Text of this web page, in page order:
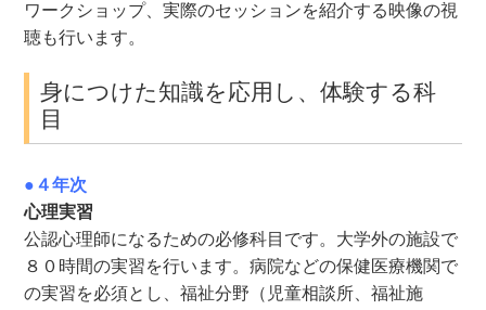
ワークショップ、実際のセッションを紹介する映像の視
聴も行います。
身につけた知識を応用し、体験する科
目
●４年次
心理実習
公認心理師になるための必修科目です。大学外の施設で
８０時間の実習を行います。病院などの保健医療機関で
の実習を必須とし、福祉分野（児童相談所、福祉施